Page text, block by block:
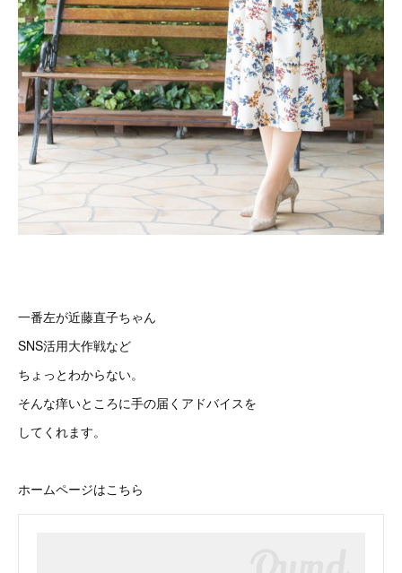
一番左が近藤直子ちゃん
SNS活用大作戦など
ちょっとわからない。
そんな痒いところに手の届くアドバイスを
してくれます。
ホームページはこちら